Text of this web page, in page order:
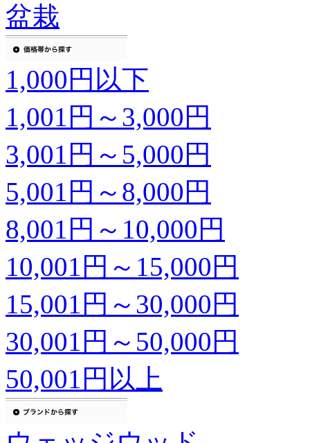
盆栽
1,000円以下
1,001円～3,000円
3,001円～5,000円
5,001円～8,000円
8,001円～10,000円
10,001円～15,000円
15,001円～30,000円
30,001円～50,000円
50,001円以上